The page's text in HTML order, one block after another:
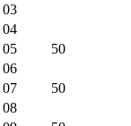
03
04
05
50
06
07
50
08